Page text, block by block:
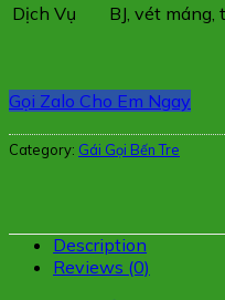
Dịch Vụ
BJ, vét máng,
Gọi Zalo Cho Em Ngay
Category: Gái Gọi Bến Tre
Description
Reviews (0)